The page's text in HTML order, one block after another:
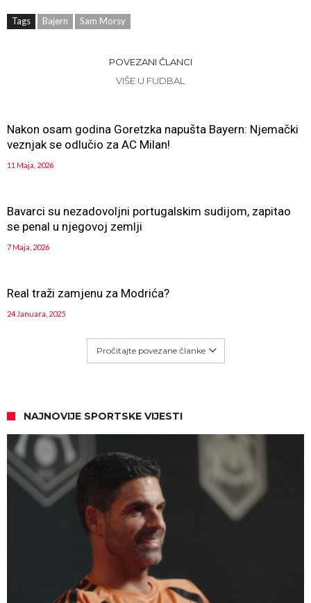
Tags Bajern Sam Morsy
POVEZANI ČLANCI
VIŠE U FUDBAL
Nakon osam godina Goretzka napušta Bayern: Njemački
veznjak se odlučio za AC Milan!
11 Maja, 2026
Bavarci su nezadovoljni portugalskim sudijom, zapitao
se penal u njegovoj zemlji
7 Maja, 2026
Real traži zamjenu za Modrića?
24 Januara, 2025
Pročitajte povezane članke
NAJNOVIJE SPORTSKE VIJESTI